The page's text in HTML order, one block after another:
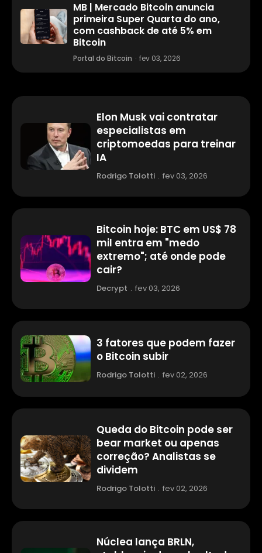
MB | Mercado Bitcoin anuncia
primeira Super Quarta do ano,
com cashback de até 5% em
Bitcoin
Portal do Bitcoin · fev 03, 2026
Elon Musk vai contratar
especialistas em
criptomoedas para treinar
IA
Rodrigo Tolotti . fev 03, 2026
Bitcoin hoje: BTC em US$ 78
mil entra em "medo
extremo"; até onde pode
cair?
Decrypt . fev 03, 2026
3 fatores que podem fazer
o Bitcoin subir
Rodrigo Tolotti . fev 02, 2026
Queda do Bitcoin pode ser
bear market ou apenas
correção? Analistas se
dividem
Rodrigo Tolotti . fev 02, 2026
Núclea lança BRLN,